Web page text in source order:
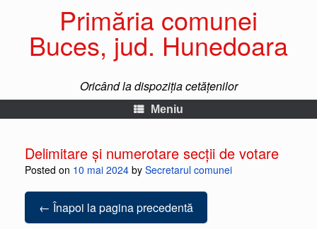
Primăria comunei
Buces, jud. Hunedoara
Oricând la dispoziția cetățenilor
Meniu
Delimitare și numerotare secții de votare
Posted on 10 mai 2024 by Secretarul comunei
← Înapoi la pagina precedentă